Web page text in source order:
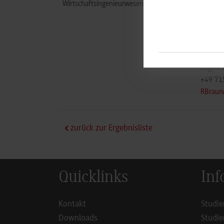
Wirtschaftsingenieurwesen / Allgemein
Regine
+49
zurück zur Ergebnisliste
Quicklinks
Kontakt
Downloads